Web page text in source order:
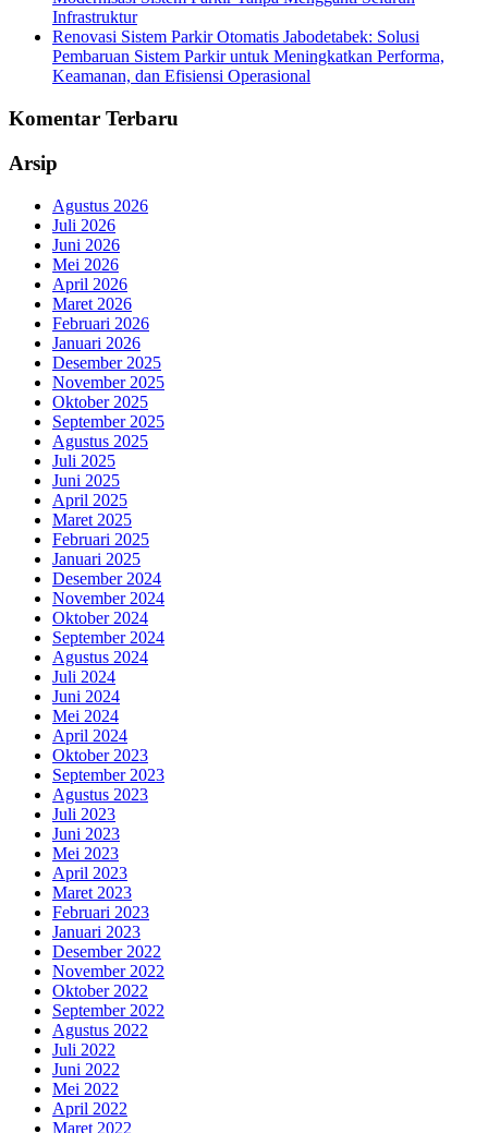
Infrastruktur
Renovasi Sistem Parkir Otomatis Jabodetabek: Solusi
Pembaruan Sistem Parkir untuk Meningkatkan Performa,
Keamanan, dan Efisiensi Operasional
Komentar Terbaru
Arsip
Agustus 2026
Juli 2026
Juni 2026
Mei 2026
April 2026
Maret 2026
Februari 2026
Januari 2026
Desember 2025
November 2025
Oktober 2025
September 2025
Agustus 2025
Juli 2025
Juni 2025
April 2025
Maret 2025
Februari 2025
Januari 2025
Desember 2024
November 2024
Oktober 2024
September 2024
Agustus 2024
Juli 2024
Juni 2024
Mei 2024
April 2024
Oktober 2023
September 2023
Agustus 2023
Juli 2023
Juni 2023
Mei 2023
April 2023
Maret 2023
Februari 2023
Januari 2023
Desember 2022
November 2022
Oktober 2022
September 2022
Agustus 2022
Juli 2022
Juni 2022
Mei 2022
April 2022
Maret 2022